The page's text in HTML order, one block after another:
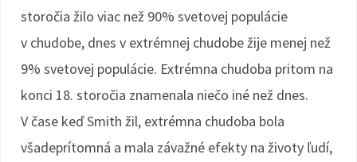
storočia žilo viac než 90% svetovej populácie
v chudobe, dnes v extrémnej chudobe žije menej než
9% svetovej populácie. Extrémna chudoba pritom na
konci 18. storočia znamenala niečo iné než dnes.
V čase keď Smith žil, extrémna chudoba bola
všadeprítomná a mala závažné efekty na životy ľudí,